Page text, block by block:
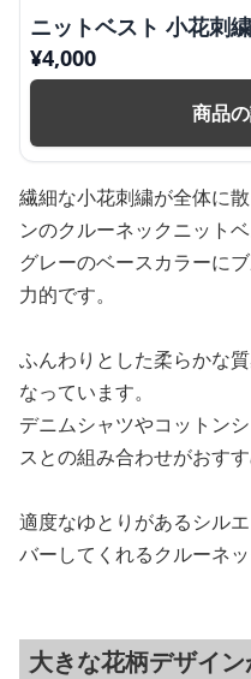
ニットベスト 小花刺
¥4,000
商品
繊細な小花刺繍が全体に
ンのクルーネックニットベ
グレーのベースカラーに
力的です。
ふんわりとした柔らかな
なっています。
デニムシャツやコットン
スとの組み合わせがおすす
適度なゆとりがあるシル
バーしてくれるクルーネ
大きな花柄デザイ